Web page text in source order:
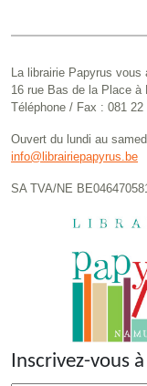
La librairie Papyrus vous
16 rue Bas de la Place à
Téléphone / Fax : 081 22
Ouvert du lundi au
info@librairiepapyrus.be
SA TVA/NE
Inscrivez-vous